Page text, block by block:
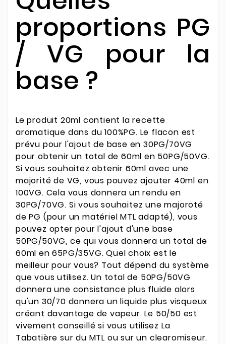
proportions PG
/ VG pour la
base ?
Le produit 20ml contient la recette
aromatique dans du 100%PG. Le flacon est
prévu pour l'ajout de base en 30PG/70VG
pour obtenir un total de 60ml en 50PG/50VG.
Si vous souhaitez obtenir 60ml avec une
majorité de VG, vous pouvez ajouter 40ml en
100VG. Cela vous donnera un rendu en
30PG/70VG. Si vous souhaitez une majoroté
de PG (pour un matériel MTL adapté), vous
pouvez opter pour l'ajout d'une base
50PG/50VG, ce qui vous donnera un total de
60ml en 65PG/35VG. Quel choix est le
meilleur pour vous? Tout dépend du système
que vous utilisez. Un total de 50PG/50VG
donnera une consistance plus fluide alors
qu'un 30/70 donnera un liquide plus visqueux
créant davantage de vapeur. Le 50/50 est
vivement conseillé si vous utilisez La
Tabatière sur du MTL ou sur un clearomiseur.